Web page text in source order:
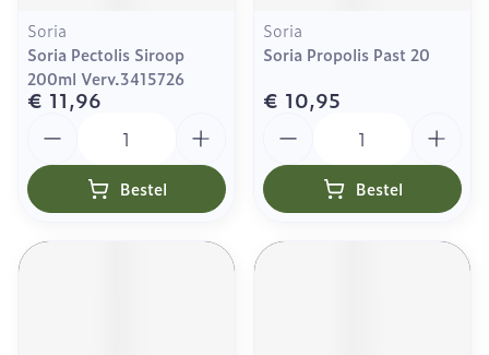
Soria
Soria Pectolis Siroop
200ml Verv.3415726
€ 11,96
Bestel
Soria
Soria Propolis Past 20
€ 10,95
Bestel